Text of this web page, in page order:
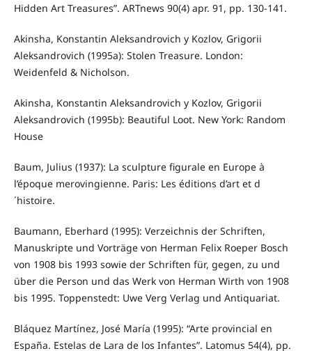
Hidden Art Treasures”. ARTnews 90(4) apr. 91, pp. 130-141.
Akinsha, Konstantin Aleksandrovich y Kozlov, Grigorii
Aleksandrovich (1995a): Stolen Treasure. London:
Weidenfeld & Nicholson.
Akinsha, Konstantin Aleksandrovich y Kozlov, Grigorii
Aleksandrovich (1995b): Beautiful Loot. New York: Random
House
Baum, Julius (1937): La sculpture figurale en Europe à
l’époque merovingienne. Paris: Les éditions d’art et d
´histoire.
Baumann, Eberhard (1995): Verzeichnis der Schriften,
Manuskripte und Vorträge von Herman Felix Roeper Bosch
von 1908 bis 1993 sowie der Schriften für, gegen, zu und
über die Person und das Werk von Herman Wirth von 1908
bis 1995. Toppenstedt: Uwe Verg Verlag und Antiquariat.
Bláquez Martínez, José María (1995): “Arte provincial en
España. Estelas de Lara de los Infantes”. Latomus 54(4), pp.